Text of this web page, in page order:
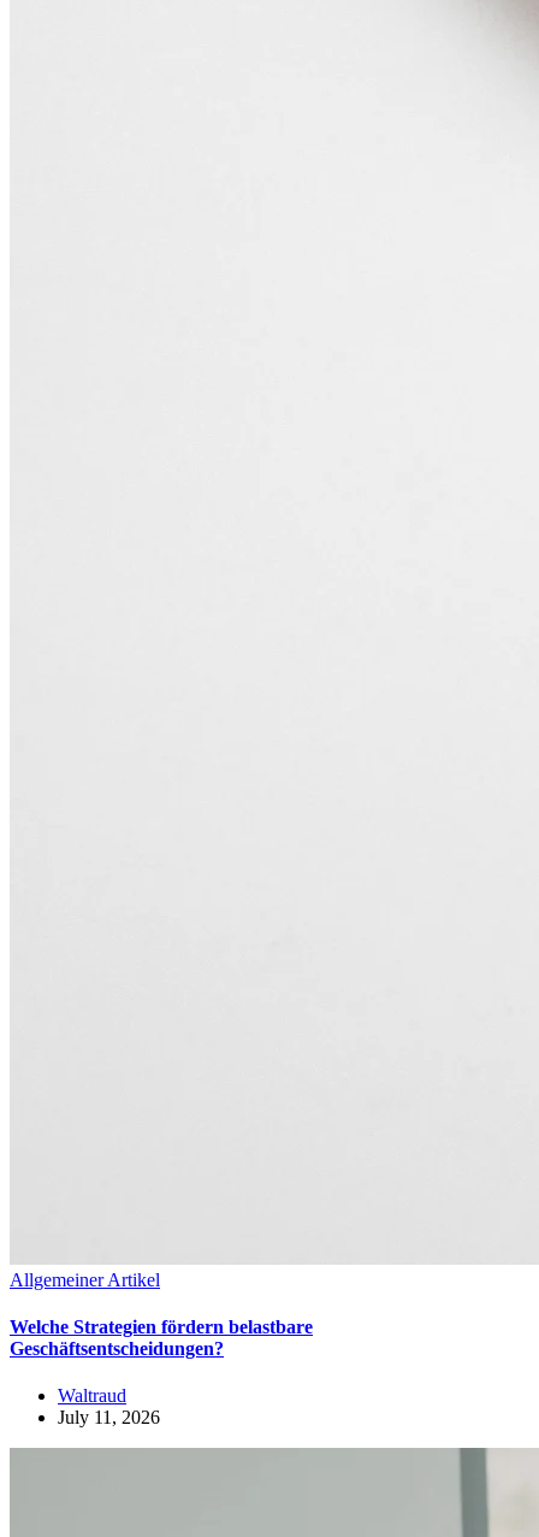
Allgemeiner Artikel
Welche Strategien fördern belastbare
Geschäftsentscheidungen?
Waltraud
July 11, 2026